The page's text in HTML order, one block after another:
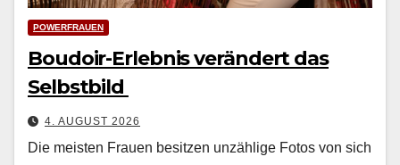
POWERFRAUEN
Boudoir-Erlebnis verändert das
Selbstbild
4. AUGUST 2026
Die meis­ten Frauen besitzen unzäh­lige Fotos von sich